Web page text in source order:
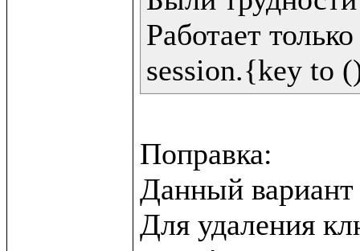
Работает
Поправка:
Данный вариант